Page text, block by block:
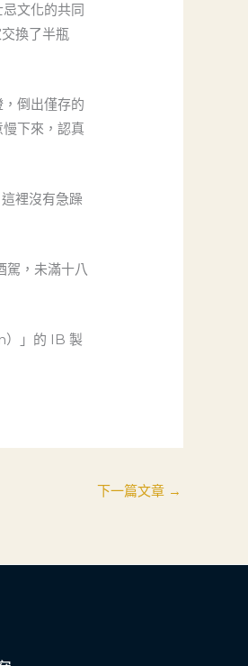
文化的共同
換了半瓶
倒出僅存的
下來，認真
裡沒有急躁
駕，未滿十八
）」的 IB 製
下一篇文章 →